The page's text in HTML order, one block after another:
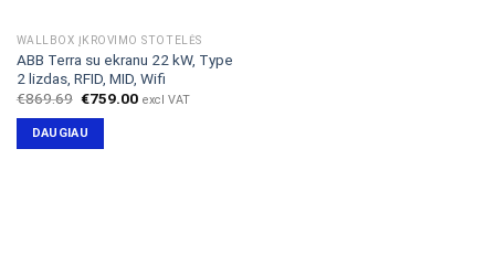
WALLBOX ĮKROVIMO STOTELĖS
ABB Terra su ekranu 22 kW, Type
2 lizdas, RFID, MID, Wifi
€869.69 Original
was:
€869.69.
€759.00Current
excl VAT
DAUGIAU